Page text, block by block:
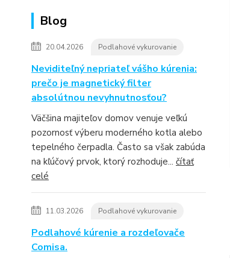
Blog
20.04.2026 Podlahové vykurovanie
Neviditeľný nepriateľ vášho kúrenia:
prečo je magnetický filter
absolútnou nevyhnutnosťou?
Väčšina majiteľov domov venuje veľkú
pozornosť výberu moderného kotla alebo
tepelného čerpadla. Často sa však zabúda
na kľúčový prvok, ktorý rozhoduje... čítať
celé
11.03.2026 Podlahové vykurovanie
Podlahové kúrenie a rozdeľovače
Comisa.